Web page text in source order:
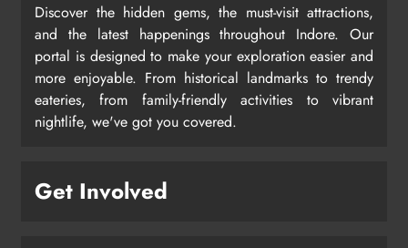
Discover the hidden gems, the must-visit attractions,
and the latest happenings throughout Indore. Our
portal is designed to make your exploration easier and
more enjoyable. From historical landmarks to trendy
eateries, from family-friendly activities to vibrant
nightlife, we've got you covered.
Get Involved